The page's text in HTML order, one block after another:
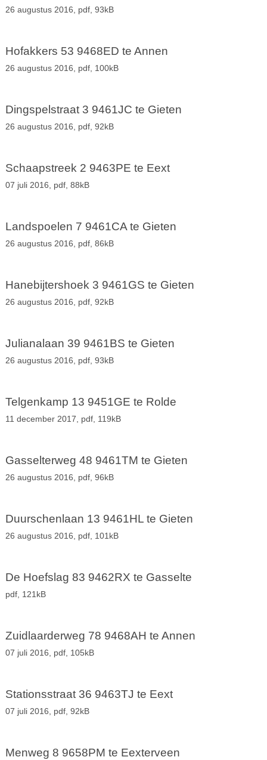
26 augustus 2016, pdf, 93kB
Hofakkers 53 9468ED te Annen
26 augustus 2016, pdf, 100kB
Dingspelstraat 3 9461JC te Gieten
26 augustus 2016, pdf, 92kB
Schaapstreek 2 9463PE te Eext
07 juli 2016, pdf, 88kB
Landspoelen 7 9461CA te Gieten
26 augustus 2016, pdf, 86kB
Hanebijtershoek 3 9461GS te Gieten
26 augustus 2016, pdf, 92kB
Julianalaan 39 9461BS te Gieten
26 augustus 2016, pdf, 93kB
Telgenkamp 13 9451GE te Rolde
11 december 2017, pdf, 119kB
Gasselterweg 48 9461TM te Gieten
26 augustus 2016, pdf, 96kB
Duurschenlaan 13 9461HL te Gieten
26 augustus 2016, pdf, 101kB
De Hoefslag 83 9462RX te Gasselte
pdf, 121kB
Zuidlaarderweg 78 9468AH te Annen
07 juli 2016, pdf, 105kB
Stationsstraat 36 9463TJ te Eext
07 juli 2016, pdf, 92kB
Menweg 8 9658PM te Eexterveen